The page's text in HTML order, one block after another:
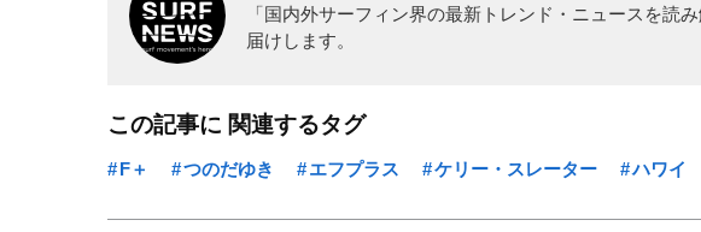
「国内外サーフィン界の最新トレンド・ニュースを読
届けします。
この記事に 関連するタグ
F＋ つのだゆき エフプラス ケリー・スレーター ハワイ